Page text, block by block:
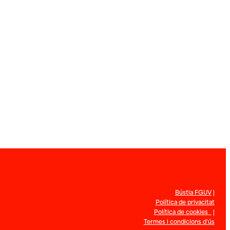
Bústia FGUV|
Política de privacitat
Política de cookies |
Termes i condicions d’ús